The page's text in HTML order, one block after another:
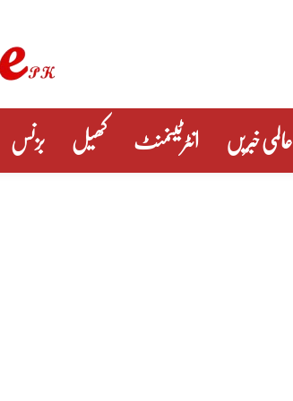
عالمی خبریں انٹرٹینمنٹ کھیل بزنس